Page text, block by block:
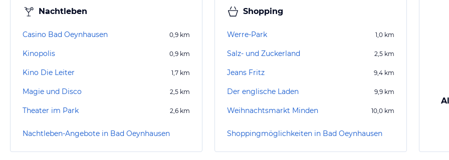
Nachtleben
Casino Bad Oeynhausen 0,9 km
Kinopolis 0,9 km
Kino Die Leiter 1,7 km
Magie und Disco 2,5 km
Theater im Park 2,6 km
Nachtleben-Angebote in Bad Oeynhausen
Shopping
Werre-Park 1,0 km
Salz- und Zuckerland 2,5 km
Jeans Fritz 9,4 km
Der englische Laden 9,9 km
Weihnachtsmarkt Minden 10,0 km
Shoppingmöglichkeiten in Bad Oeynhausen